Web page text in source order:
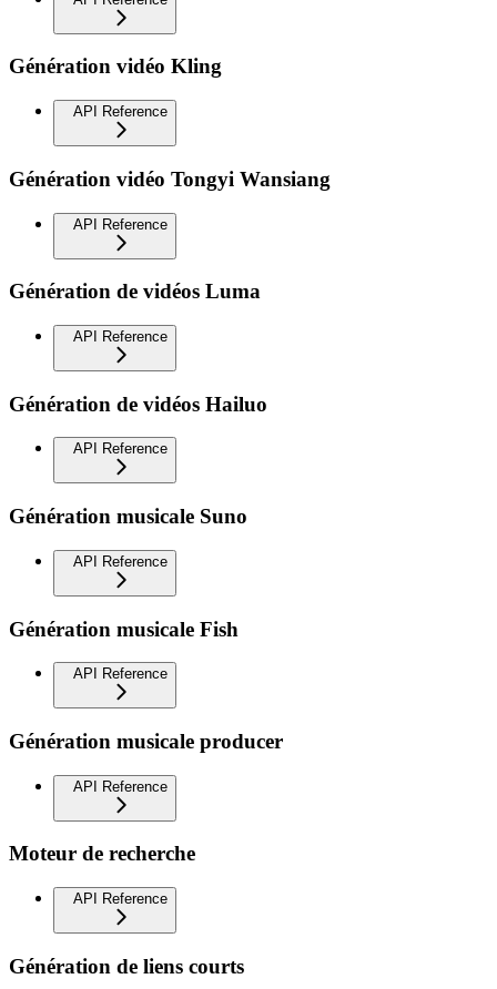
Génération vidéo Kling
API Reference
Génération vidéo Tongyi Wansiang
API Reference
Génération de vidéos Luma
API Reference
Génération de vidéos Hailuo
API Reference
Génération musicale Suno
API Reference
Génération musicale Fish
API Reference
Génération musicale producer
API Reference
Moteur de recherche
API Reference
Génération de liens courts